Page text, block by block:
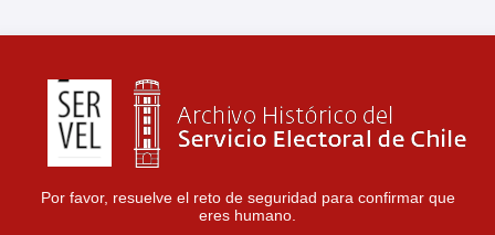
Por favor, resuelve el reto de seguridad para confirmar que
eres humano.